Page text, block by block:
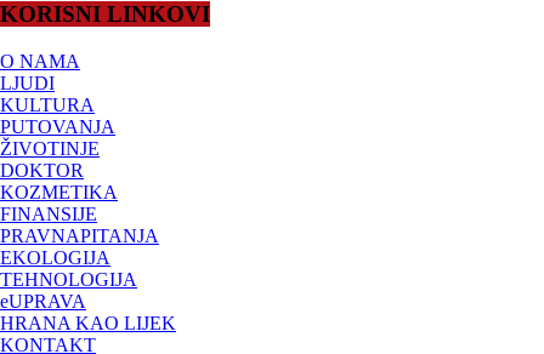
KORISNI LINKOVI
O NAMA
LJUDI
KULTURA
PUTOVANJA
ŽIVOTINJE
DOKTOR
KOZMETIKA
FINANSIJE
PRAVNAPITANJA
EKOLOGIJA
TEHNOLOGIJA
eUPRAVA
HRANA KAO LIJEK
KONTAKT